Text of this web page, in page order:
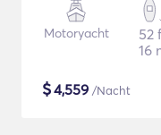
Motoryacht
52
16
$4,559 /Nacht